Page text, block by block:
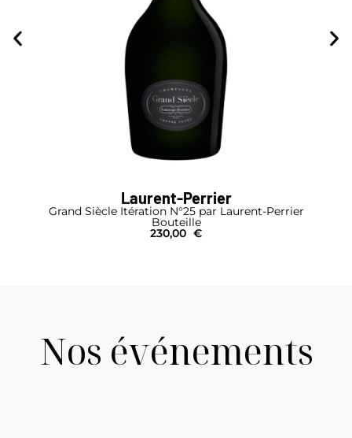
Laurent-Perrier
Grand Siècle Itération N°25 par Laurent-Perrier
Bouteille
230,00 €
Nos événements